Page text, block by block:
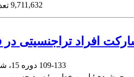
9,711,632
افراد تراجنسیتی در
109-133